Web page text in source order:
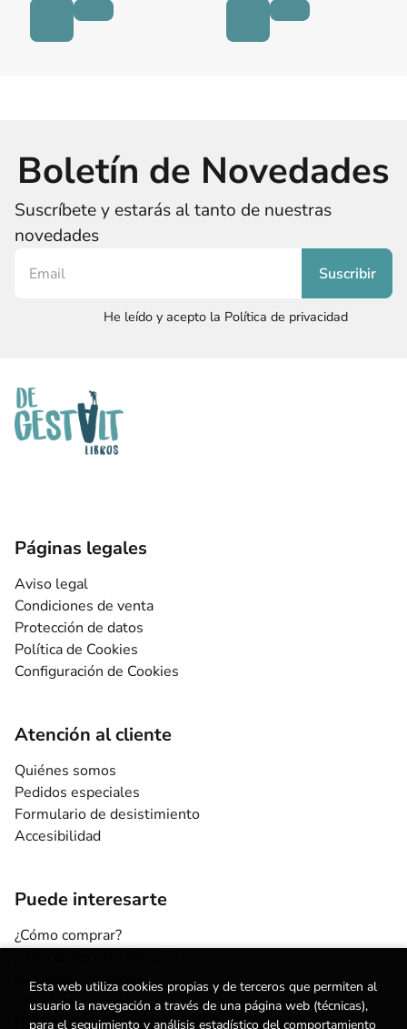
Boletín de Novedades
Suscríbete y estarás al tanto de nuestras
novedades
He leído y acepto la Política de privacidad
Páginas legales
Aviso legal
Condiciones de venta
Protección de datos
Política de Cookies
Configuración de Cookies
Atención al cliente
Quiénes somos
Pedidos especiales
Formulario de desistimiento
Accesibilidad
Puede interesarte
¿Cómo comprar?
Escuelas y centros
Nuestros Servicios
Noticias
Esta web utiliza cookies propias y de terceros que permiten al
usuario la navegación a través de una página web (técnicas),
para el seguimiento y análisis estadístico del comportamiento